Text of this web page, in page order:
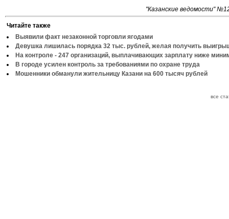
"Казанские ведомости"
Читайте также
Выявили факт незаконной торговли ягодами
Девушка лишилась порядка 32 тыс. рублей, желая получить
На контроле - 247 организаций, выплачивающих зарплату ниже
В городе усилен контроль за требованиями по охране труда
Мошенники обманули жительницу Казани на 600 тысяч рублей
все